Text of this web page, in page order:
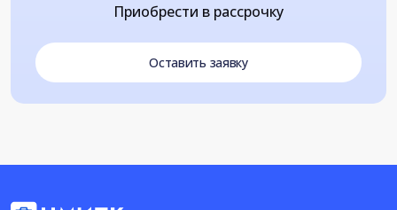
Приобрести в рассрочку
Оставить заявку